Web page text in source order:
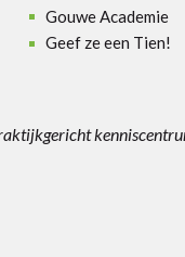
Gouwe Academie
Geef ze een Tien!